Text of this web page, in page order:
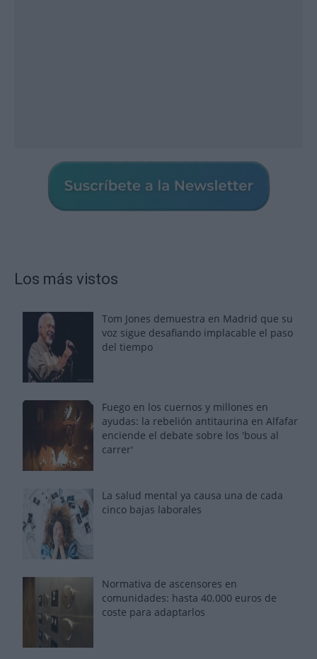
Los más vistos
Tom Jones demuestra en Madrid que su
voz sigue desafiando implacable el paso
del tiempo
Fuego en los cuernos y millones en
ayudas: la rebelión antitaurina en Alfafar
enciende el debate sobre los 'bous al
carrer'
La salud mental ya causa una de cada
cinco bajas laborales
Normativa de ascensores en
comunidades: hasta 40.000 euros de
coste para adaptarlos